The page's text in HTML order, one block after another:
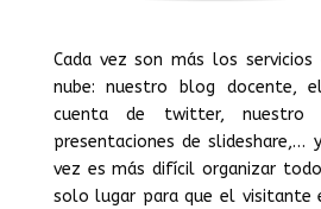
Cada vez son más los
nube: nuestro blog docente,
cuenta de twitter, nuestro
presentaciones de
vez es más difícil organizar
solo lugar para que el visitante